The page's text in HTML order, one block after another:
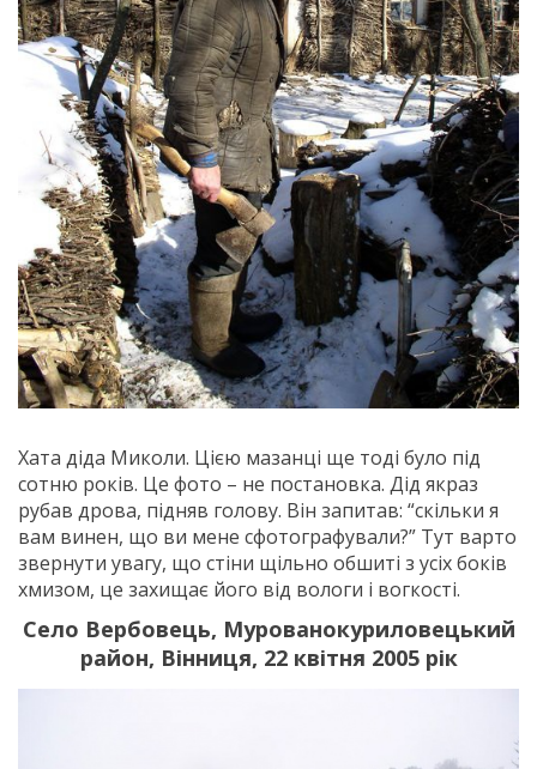
Хата діда Миколи. Цією мазанці ще тоді було під
сотню років. Це фото – не постановка. Дід якраз
рубав дрова, підняв голову. Він запитав: “скільки я
вам винен, що ви мене сфотографували?” Тут варто
звернути увагу, що стіни щільно обшиті з усіх боків
хмизом, це захищає його від вологи і вогкості.
Село Вербовець, Мурованокуриловецький
район, Вінниця, 22 квітня 2005 рік